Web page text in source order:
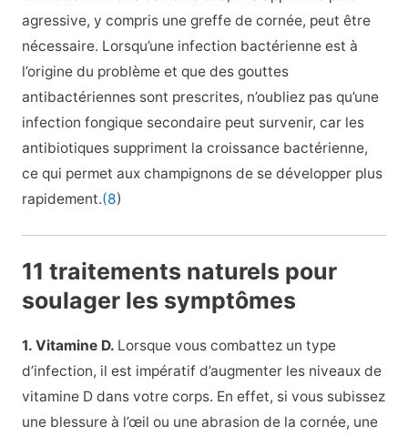
agressive, y compris une greffe de cornée, peut être
nécessaire. Lorsqu’une infection bactérienne est à
l’origine du problème et que des gouttes
antibactériennes sont prescrites, n’oubliez pas qu’une
infection fongique secondaire peut survenir, car les
antibiotiques suppriment la croissance bactérienne,
ce qui permet aux champignons de se développer plus
rapidement.(8)
11 traitements naturels pour
soulager les symptômes
1. Vitamine D. Lorsque vous combattez un type
d’infection, il est impératif d’augmenter les niveaux de
vitamine D dans votre corps. En effet, si vous subissez
une blessure à l’œil ou une abrasion de la cornée, une